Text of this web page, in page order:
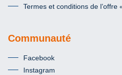
Termes et conditions de
Communauté
Facebook
Instagram